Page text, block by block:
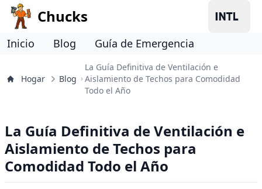
Chucks
Inicio Blog Guía de Emergencia
Hogar Blog
La Guía Definitiva de Ventilación e
Aislamiento de Techos para Comodidad
Todo el Año
La Guía Definitiva de Ventilación e
Aislamiento de Techos para
Comodidad Todo el Año